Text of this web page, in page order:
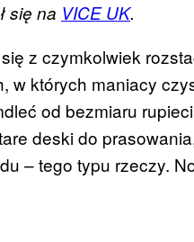
się na VICE UK.
z czymkolwiek
w których maniacy
od bezmiaru
deski do
– tego typu rzeczy.